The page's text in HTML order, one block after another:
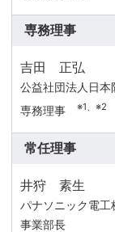
専務理事
吉田 正弘
公益社団法人日本
専務理事
※1、※2
常任理事
井狩 素生
パナソニック電工
事業部長